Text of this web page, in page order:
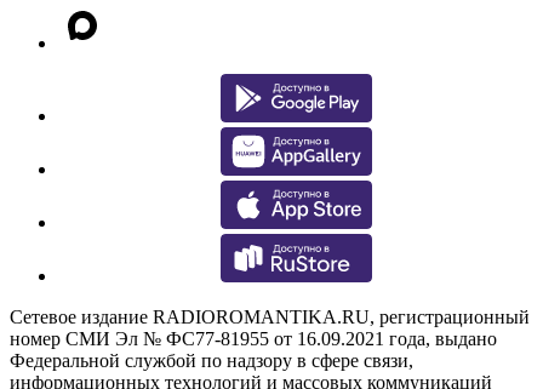
Сетевое издание RADIOROMANTIKA.RU, регистрационный
номер СМИ Эл № ФС77-81955 от 16.09.2021 года, выдано
Федеральной службой по надзору в сфере связи,
информационных технологий и массовых коммуникаций